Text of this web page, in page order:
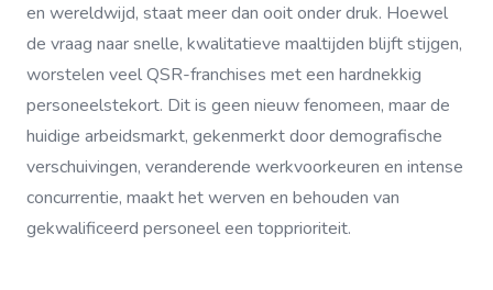
en wereldwijd, staat meer dan ooit onder druk. Hoewel
de vraag naar snelle, kwalitatieve maaltijden blijft stijgen,
worstelen veel QSR-franchises met een hardnekkig
personeelstekort. Dit is geen nieuw fenomeen, maar de
huidige arbeidsmarkt, gekenmerkt door demografische
verschuivingen, veranderende werkvoorkeuren en intense
concurrentie, maakt het werven en behouden van
gekwalificeerd personeel een topprioriteit.